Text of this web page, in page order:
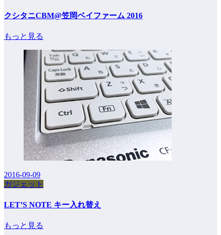
クシタニCBM@笠岡ベイファーム 2016
もっと見る
2016-09-09
ガジェット
LET’S NOTE キー入れ替え
もっと見る